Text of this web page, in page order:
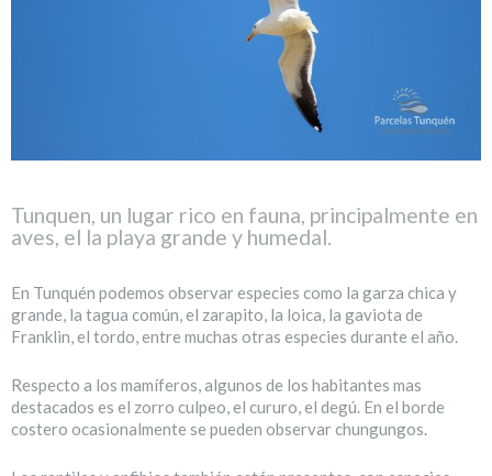
Tunquen, un lugar rico en fauna, principalmente en
aves, el la playa grande y humedal.
En Tunquén podemos observar especies como la garza chica y
grande, la tagua común, el zarapito, la loica, la gaviota de
Franklin, el tordo, entre muchas otras especies durante el año.
Respecto a los mamíferos, algunos de los habitantes mas
destacados es el zorro culpeo, el cururo, el degú. En el borde
costero ocasionalmente se pueden observar chungungos.